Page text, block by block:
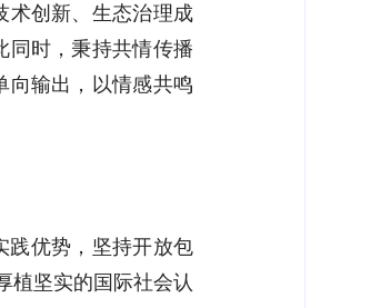
术创新、生态治理成
同时，秉持共情传播
向输出，以情感共鸣
践优势，坚持开放包
植坚实的国际社会认